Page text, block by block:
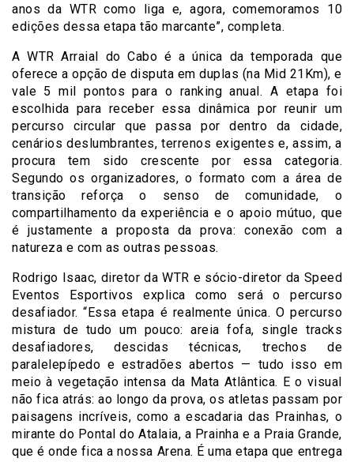
anos da WTR como liga e, agora, comemoramos 10
edições dessa etapa tão marcante”, completa.
A WTR Arraial do Cabo é a única da temporada que
oferece a opção de disputa em duplas (na Mid 21Km), e
vale 5 mil pontos para o ranking anual. A etapa foi
escolhida para receber essa dinâmica por reunir um
percurso circular que passa por dentro da cidade,
cenários deslumbrantes, terrenos exigentes e, assim, a
procura tem sido crescente por essa categoria.
Segundo os organizadores, o formato com a área de
transição reforça o senso de comunidade, o
compartilhamento da experiência e o apoio mútuo, que
é justamente a proposta da prova: conexão com a
natureza e com as outras pessoas.
Rodrigo Isaac, diretor da WTR e sócio-diretor da Speed
Eventos Esportivos explica como será o percurso
desafiador. “Essa etapa é realmente única. O percurso
mistura de tudo um pouco: areia fofa, single tracks
desafiadores, descidas técnicas, trechos de
paralelepípedo e estradões abertos — tudo isso em
meio à vegetação intensa da Mata Atlântica. E o visual
não fica atrás: ao longo da prova, os atletas passam por
paisagens incríveis, como a escadaria das Prainhas, o
mirante do Pontal do Atalaia, a Prainha e a Praia Grande,
que é onde fica a nossa Arena. É uma etapa que entrega